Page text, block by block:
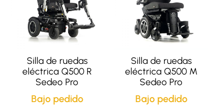
Silla de ruedas
eléctrica Q500 R
Sedeo Pro
Bajo pedido
Silla de ruedas
eléctrica Q500 M
Sedeo Pro
Bajo pedido